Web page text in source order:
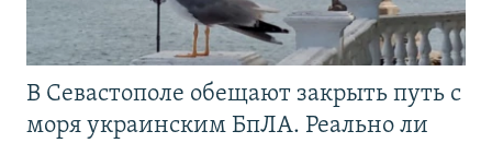
В Севастополе обещают закрыть путь с
моря украинским БпЛА. Реально ли